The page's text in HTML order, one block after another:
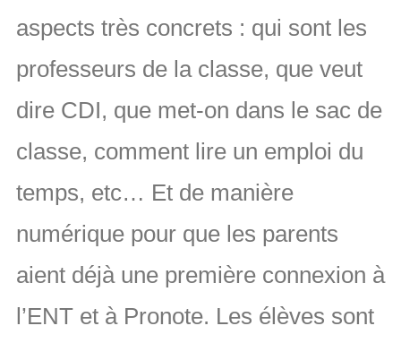
aspects très concrets : qui sont les
professeurs de la classe, que veut
dire CDI, que met-on dans le sac de
classe, comment lire un emploi du
temps, etc… Et de manière
numérique pour que les parents
aient déjà une première connexion à
l’ENT et à Pronote. Les élèves sont